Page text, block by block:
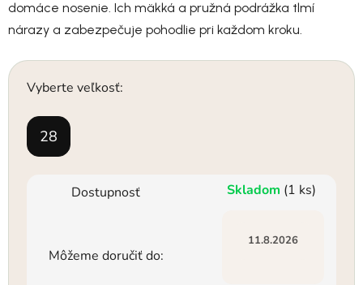
domáce nosenie. Ich mäkká a pružná podrážka tlmí
nárazy a zabezpečuje pohodlie pri každom kroku.
Vyberte veľkosť:
28
Dostupnosť Skladom (1 ks)
Môžeme doručiť do:
11.8.2026